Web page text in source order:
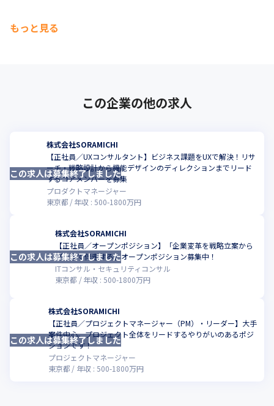
もっと見る
この企業の他の求人
株式会社SORAMICHI
【正社員／UXコンサルタント】ビジネス課題をUXで解決！リサ
ーチ・戦略設計から機能デザインのディレクションまでリード
するコアメンバーを募集
プロダクトマネージャー
東京都
年収 :500-1800万円
この求人は募集終了しました
株式会社SORAMICHI
【正社員／オープンポジション】「企業変革を戦略立案から
実行まで伴走する」オープンポジション募集中！
ITコンサル・セキュリティコンサル
東京都
年収 :500-1800万円
この求人は募集終了しました
株式会社SORAMICHI
【正社員／プロジェクトマネージャー（PM）・リーダー】大手
案件中心。プロジェクト全体をリードするやりがいのあるポジ
ションです！
プロジェクトマネージャー
東京都
年収 : 500-1800万円
この求人は募集終了しました